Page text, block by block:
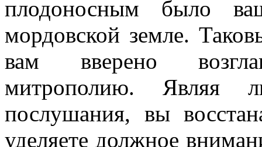
плодоносным было
мордовской земле.
вам вверено
митрополию. Являя
послушания, вы
уделяете должное